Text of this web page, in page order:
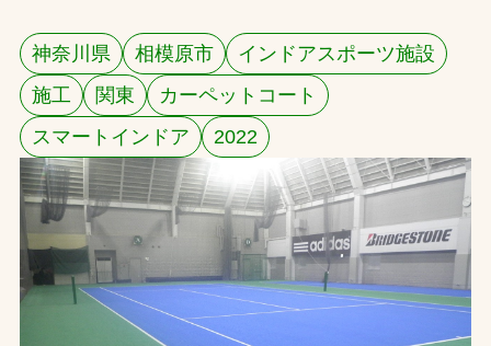
検索
お問合せ
お取引先の皆様へ
プライバシーポリシー
ソーシャルメディアポリシー
神奈川県 相模原市
インドアスポーツ施設
施工
関東
カーペットコート
スマートインドア
2022